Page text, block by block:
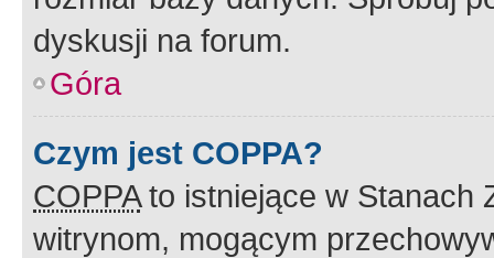
dyskusji na forum.
Góra
Czym jest COPPA?
COPPAto istniejące w Stanach
witrynom, mogącym